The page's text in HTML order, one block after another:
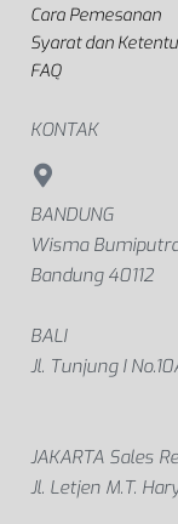
Cara Pemesanan
Syarat dan
FAQ
KONTAK
BANDUNG
Wisma
Bandung 40112
BALI
Jl. Tunjung I
JAKARTA Sales
Jl. Letjen M.T.